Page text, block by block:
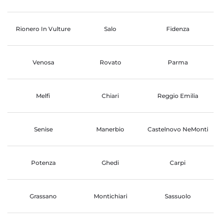
Rionero In Vulture Salo Fidenza
Venosa Rovato Parma
Melfi Chiari Reggio Emilia
Senise Manerbio Castelnovo NeMonti
Potenza Ghedi Carpi
Grassano Montichiari Sassuolo